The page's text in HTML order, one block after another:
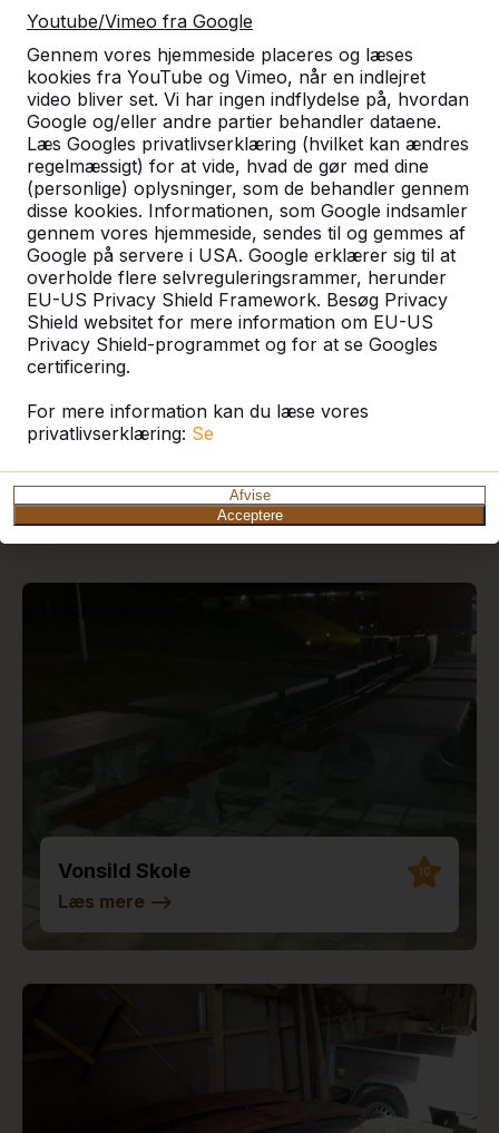
Youtube/Vimeo fra Google
Gennem vores hjemmeside placeres og læses
kookies fra YouTube og Vimeo, når en indlejret
video bliver set. Vi har ingen indflydelse på, hvordan
Google og/eller andre partier behandler dataene.
Læs Googles privatlivserklæring (hvilket kan ændres
regelmæssigt) for at vide, hvad de gør med dine
(personlige) oplysninger, som de behandler gennem
disse kookies. Informationen, som Google indsamler
gennem vores hjemmeside, sendes til og gemmes af
Google på servere i USA. Google erklærer sig til at
overholde flere selvreguleringsrammer, herunder
EU-US Privacy Shield Framework. Besøg Privacy
Shield websitet for mere information om EU-US
Privacy Shield-programmet og for at se Googles
certificering.
For mere information kan du læse vores
privatlivserklæring: Se
Afvise
Acceptere
Bordtennisborde -->
Et spillebord for udendørs sjov
hele året rundt. Det er
vejrbestandigt, robust og herfor
et bæredygtigt valg.
Fodvolleyballborde
Fodvolleyball er en
af bordtennis og
Perfekt til skolegården,
campingpladsen eller
offentlige r...
De seneste leveringer og
anmeldelser
Vonsild Skole 10
Læs mere -->